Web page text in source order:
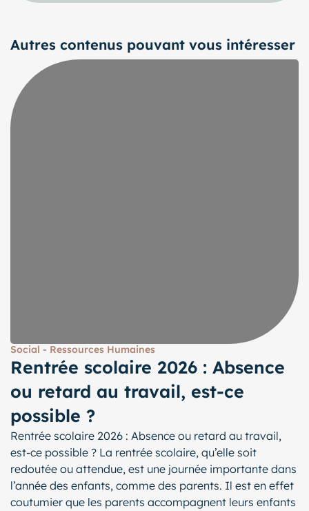
Autres contenus pouvant vous intéresser
Social - Ressources Humaines
Rentrée scolaire 2026 : Absence
ou retard au travail, est-ce
possible ?
Rentrée scolaire 2026 : Absence ou retard au travail,
est-ce possible ? La rentrée scolaire, qu’elle soit
redoutée ou attendue, est une journée importante dans
l’année des enfants, comme des parents. Il est en effet
coutumier que les parents accompagnent leurs enfants